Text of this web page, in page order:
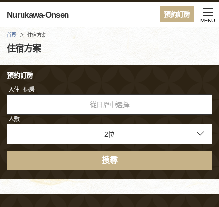
預約訂房
Nurukawa-Onsen
MENU
首頁 住宿方案
住宿方案
預約訂房
入住 - 退房
從日曆中選擇
人數
搜尋